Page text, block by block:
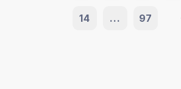
14 ... 97